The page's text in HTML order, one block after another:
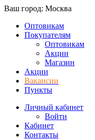
Ваш город: Москва
Оптовикам
Покупателям
Оптовикам
Акции
Магазин
Акции
Вакансии
Пункты
Личный кабинет
Войти
Кабинет
Контакты